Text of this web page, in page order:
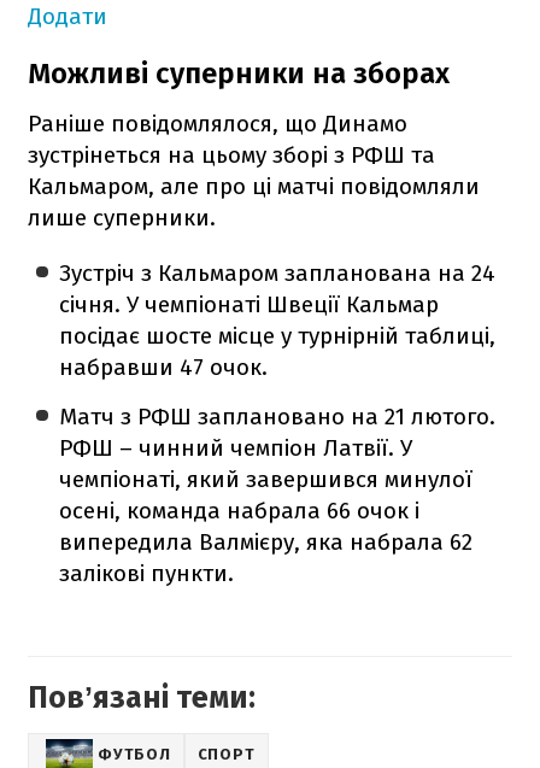
Додати
Можливі суперники на зборах
Раніше повідомлялося, що Динамо
зустрінеться на цьому зборі з РФШ та
Кальмаром, але про ці матчі повідомляли
лише суперники.
Зустріч з Кальмаром запланована на 24
січня. У чемпіонаті Швеції Кальмар
посідає шосте місце у турнірній таблиці,
набравши 47 очок.
Матч з РФШ заплановано на 21 лютого.
РФШ – чинний чемпіон Латвії. У
чемпіонаті, який завершився минулої
осені, команда набрала 66 очок і
випередила Валмієру, яка набрала 62
залікові пункти.
Повʼязані теми:
ФУТБОЛ СПОРТ